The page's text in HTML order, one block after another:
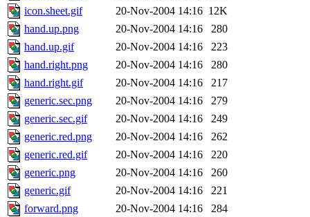
icon.sheet.gif
20-Nov-2004 14:16 12K
hand.up.png
20-Nov-2004 14:16
280
hand.up.gif
20-Nov-2004 14:16
223
hand.right.png
20-Nov-2004 14:16
280
hand.right.gif
20-Nov-2004 14:16
217
generic.sec.png
20-Nov-2004 14:16
279
generic.sec.gif
20-Nov-2004 14:16
249
generic.red.png
20-Nov-2004 14:16
262
generic.red.gif
20-Nov-2004 14:16
220
generic.png
20-Nov-2004 14:16
260
generic.gif
20-Nov-2004 14:16
221
forward.png
20-Nov-2004 14:16 284